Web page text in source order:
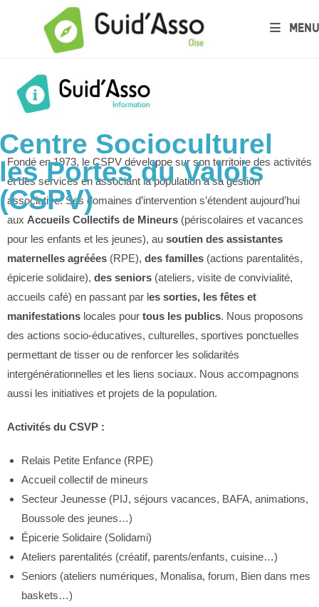
MENU
Centre Socioculturel
les Portes du Valois
(CSPV)
Fondé en 1973, le CSPV développe sur son territoire des activités
et des services en associant la population à sa gestion
associative. Ses domaines d’intervention s’étendent aujourd’hui
aux Accueils Collectifs de Mineurs (périscolaires et vacances
pour les enfants et les jeunes), au soutien des assistantes
maternelles agréées (RPE), des familles (actions parentalités,
épicerie solidaire), des seniors (ateliers, visite de convivialité,
accueils café) en passant par les sorties, les fêtes et
manifestations locales pour tous les publics. Nous proposons
des actions socio-éducatives, culturelles, sportives ponctuelles
permettant de tisser ou de renforcer les solidarités
intergénérationnelles et les liens sociaux. Nous accompagnons
aussi les initiatives et projets de la population.
Activités du CSVP :
Relais Petite Enfance (RPE)
Accueil collectif de mineurs
Secteur Jeunesse (PIJ, séjours vacances, BAFA, animations,
Boussole des jeunes…)
Épicerie Solidaire (Solidami)
Ateliers parentalités (créatif, parents/enfants, cuisine…)
Seniors (ateliers numériques, Monalisa, forum, Bien dans mes
baskets…)